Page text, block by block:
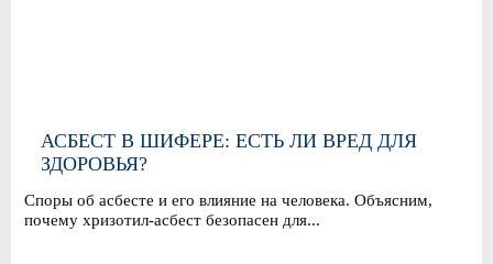
АСБЕСТ В ШИФЕРЕ: ЕСТЬ ЛИ ВРЕД ДЛЯ
ЗДОРОВЬЯ?
Споры об асбесте и его влияние на человека. Объясним,
почему хризотил-асбест безопасен для...